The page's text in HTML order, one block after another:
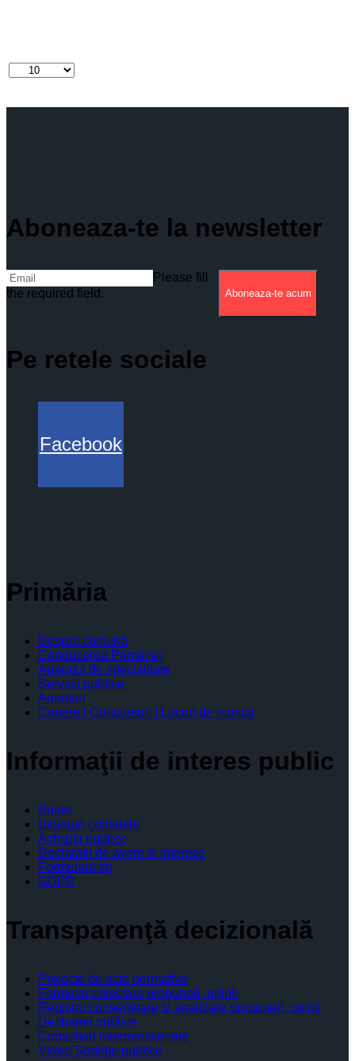
Aboneaza-te la newsletter
Please fill
the required field.
Aboneaza-te acum
Pe retele sociale
Facebook
Primăria
Despre comună
Conducerea Primăriei
Aparatul de specialitate
Servicii publice
Anunturi
Cariera | Concursuri | Locuri de munca
Informaţii de interes public
Buget
Bilanţuri contabile
Achiziţii publice
Declaratii de avere si interese
Formulare tip
GDPR
Transparenţă decizională
Proiecte de acte normative
Formular colectare propuneri, opinii
Registru consemnare si analizare propuneri, opinii
Dezbateri publice
Consultari interministeriale
Video Şedinţe publice